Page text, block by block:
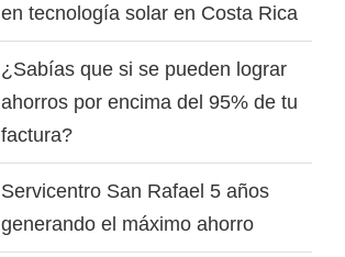
en tecnología solar en Costa Rica
¿Sabías que si se pueden lograr
ahorros por encima del 95% de tu
factura?
Servicentro San Rafael 5 años
generando el máximo ahorro